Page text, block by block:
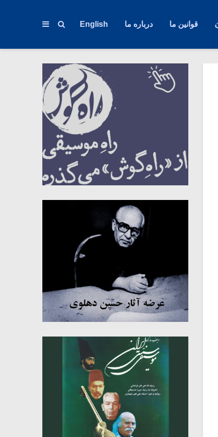
قوانین ما درباره ما English
میکلوش روژا